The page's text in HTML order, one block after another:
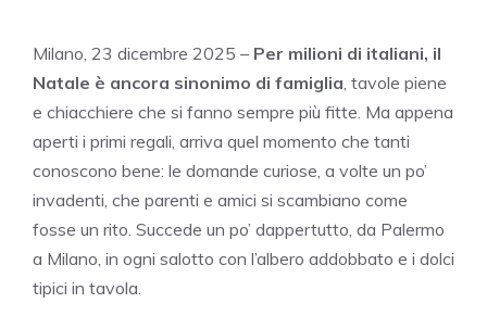
Milano, 23 dicembre 2025 – Per milioni di italiani, il
Natale è ancora sinonimo di famiglia , tavole piene
e chiacchiere che si fanno sempre più fitte. Ma appena
aperti i primi regali, arriva quel momento che tanti
conoscono bene: le domande curiose, a volte un po’
invadenti, che parenti e amici si scambiano come
fosse un rito. Succede un po’ dappertutto, da Palermo
a Milano, in ogni salotto con l’albero addobbato e i dolci
tipici in tavola.